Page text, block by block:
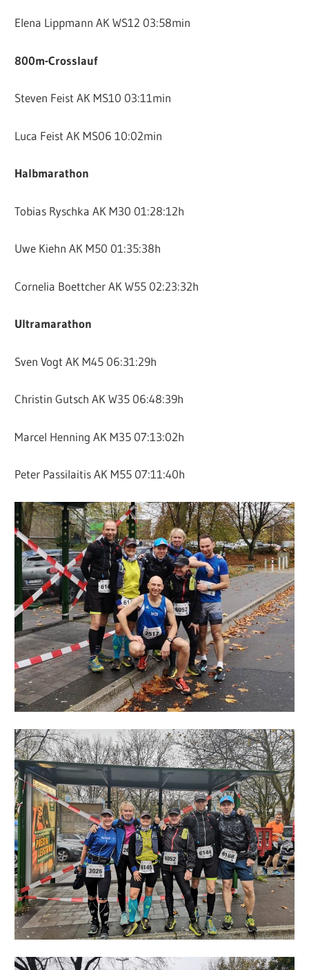
Elena Lippmann AK WS12 03:58min
800m-Crosslauf
Steven Feist AK MS10 03:11min
Luca Feist AK MS06 10:02min
Halbmarathon
Tobias Ryschka AK M30 01:28:12h
Uwe Kiehn AK M50 01:35:38h
Cornelia Boettcher AK W55 02:23:32h
Ultramarathon
Sven Vogt AK M45 06:31:29h
Christin Gutsch AK W35 06:48:39h
Marcel Henning AK M35 07:13:02h
Peter Passilaitis AK M55 07:11:40h